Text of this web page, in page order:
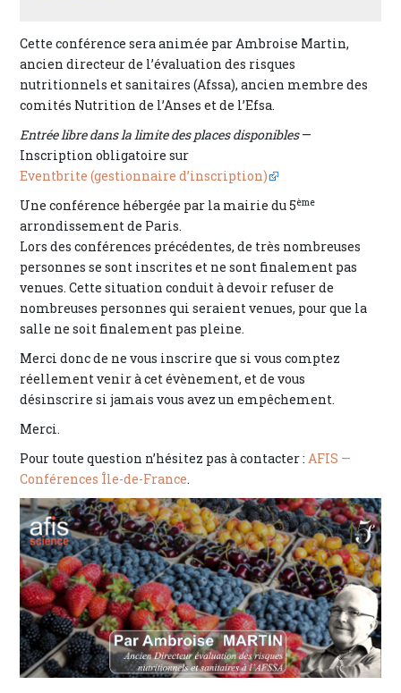
Cette conférence sera animée par Ambroise Martin,
ancien directeur de l’évaluation des risques
nutritionnels et sanitaires (Afssa), ancien membre des
comités Nutrition de l’Anses et de l’Efsa.
Entrée libre dans la limite des places disponibles—
Inscription obligatoire sur
Eventbrite (gestionnaire d’inscription)
Une conférence hébergée par la mairie du 5ème
arrondissement de Paris.
Lors des conférences précédentes, de très nombreuses
personnes se sont inscrites et ne sont finalement pas
venues. Cette situation conduit à devoir refuser de
nombreuses personnes qui seraient venues, pour que la
salle ne soit finalement pas pleine.
Merci donc de ne vous inscrire que si vous comptez
réellement venir à cet évènement, et de vous
désinscrire si jamais vous avez un empêchement.
Merci.
Pour toute question n’hésitez pas à contacter :AFIS —
Conférences Île-de-France.